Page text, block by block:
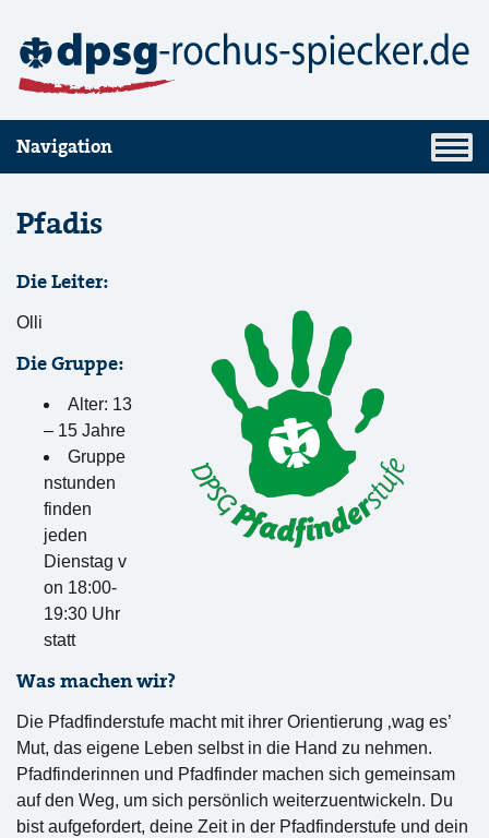
Navigation
Pfadis
Die Leiter:
Olli
Die Gruppe:
Alter: 13
– 15 Jahre
Gruppe
nstunden
finden
jeden
Dienstag v
on 18:00-
19:30 Uhr
statt
Was machen wir?
Die Pfadfinderstufe macht mit ihrer Orientierung ‚wag es’
Mut, das eigene Leben selbst in die Hand zu nehmen.
Pfadfinderinnen und Pfadfinder machen sich gemeinsam
auf den Weg, um sich persönlich weiterzuentwickeln. Du
bist aufgefordert, deine Zeit in der Pfadfinderstufe und dein